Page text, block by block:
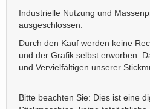
Industrielle Nutzung und
ausgeschlossen.
Durch den Kauf werden keine
und der Grafik selbst erworben.
und Vervielfältigen unserer
Bitte beachten Sie: Dies ist eine